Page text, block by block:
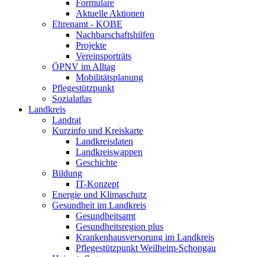
Formulare
Aktuelle Aktionen
Ehrenamt - KOBE
Nachbarschaftshilfen
Projekte
Vereinsporträts
ÖPNV im Alltag
Mobilitätsplanung
Pflegestützpunkt
Sozialatlas
Landkreis
Landrat
Kurzinfo und Kreiskarte
Landkreisdaten
Landkreiswappen
Geschichte
Bildung
IT-Konzept
Energie und Klimaschutz
Gesundheit im Landkreis
Gesundheitsamt
Gesundheitsregion plus
Krankenhausversorung im Landkreis
Pflegestützpunkt Weilheim-Schongau